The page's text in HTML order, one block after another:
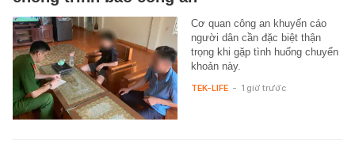
Cơ quan công an khuyến cáo
người dân cần đặc biệt thận
trọng khi gặp tình huống chuyển
khoản này.
TEK-LIFE - 1 giờ trước